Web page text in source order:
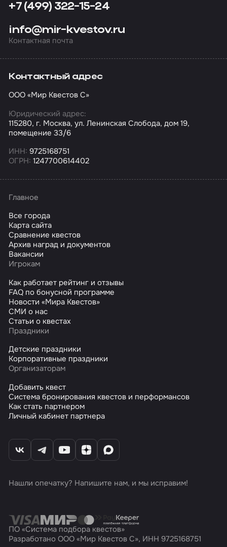
+7 (499) 322-15-24
info@mir-kvestov.ru
Контактная почта
Контактный адрес
ООО «Мир Квестов С»
Юридический адрес:
115280, г. Москва, ул. Ленинская Слобода, дом 19,
помещение 33/6
ИНН: 9725168751
ОГРН: 1247700614402
Главное
Все города
Карта сайта
Сравнение квестов
Архив наград и документов
Вакансии
Игрокам
Как работает рейтинг и отзывы
FAQ по бонусной программе
Новости «Мира Квестов»
СМИ о нас
Статьи о квестах
Праздники
Детские праздники
Корпоративные праздники
Организаторам
Добавить квест
Система бронирования квестов и перформансов
Как стать партнером
Личный кабинет партнера
Нашли опечатку? Напишите нам, и мы исправим!
ПО «Система подбора квестов»
Разработано ООО «Мир Квестов С», ИНН 9725168751